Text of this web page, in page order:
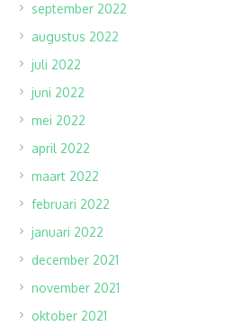
september 2022
augustus 2022
juli 2022
juni 2022
mei 2022
april 2022
maart 2022
februari 2022
januari 2022
december 2021
november 2021
oktober 2021